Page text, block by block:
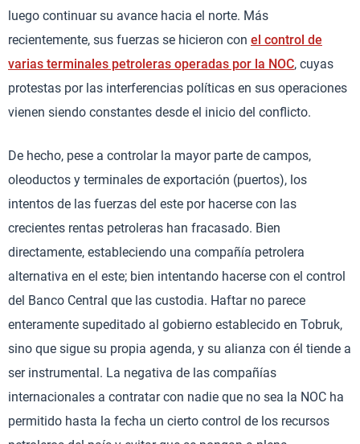
luego continuar su avance hacia el norte. Más
recientemente, sus fuerzas se hicieron con el control de
varias terminales petroleras operadas por la NOC, cuyas
protestas por las interferencias políticas en sus operaciones
vienen siendo constantes desde el inicio del conflicto.
De hecho, pese a controlar la mayor parte de campos,
oleoductos y terminales de exportación (puertos), los
intentos de las fuerzas del este por hacerse con las
crecientes rentas petroleras han fracasado. Bien
directamente, estableciendo una compañía petrolera
alternativa en el este; bien intentando hacerse con el control
del Banco Central que las custodia. Haftar no parece
enteramente supeditado al gobierno establecido en Tobruk,
sino que sigue su propia agenda, y su alianza con él tiende a
ser instrumental. La negativa de las compañías
internacionales a contratar con nadie que no sea la NOC ha
permitido hasta la fecha un cierto control de los recursos